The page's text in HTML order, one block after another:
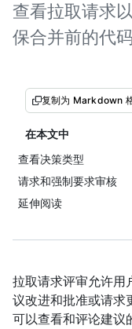
查看拉取请求
保合并前的代码
复制为 Markdown
在本文中
查看决策类型
请求和强制要求审核
延伸阅读
拉取请求评审允许用
议改进和批准或请求
可以查看和评论建议